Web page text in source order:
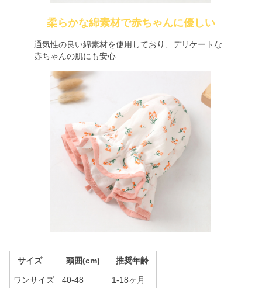
柔らかな綿素材で赤ちゃんに優しい
通気性の良い綿素材を使用しており、デリケートな
赤ちゃんの肌にも安心
サイズ 頭囲(cm) 推奨年齢
ワンサイズ 40-48 1-18ヶ月